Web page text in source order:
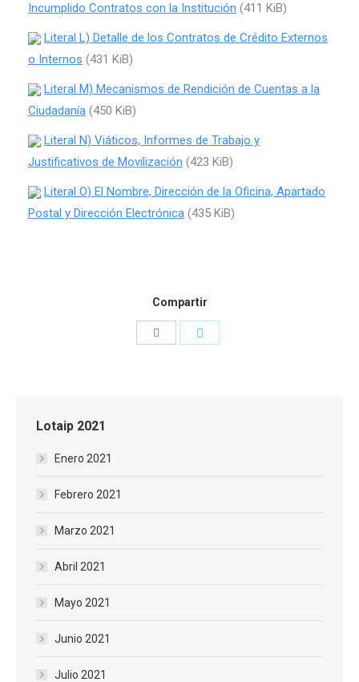
Incumplido Contratos con la Institución (411 KiB)
Literal L) Detalle de los Contratos de Crédito Externos
o Internos (431 KiB)
Literal M) Mecanismos de Rendición de Cuentas a la
Ciudadanía (450 KiB)
Literal N) Viáticos, Informes de Trabajo y
Justificativos de Movilización (423 KiB)
Literal O) El Nombre, Dirección de la Oficina, Apartado
Postal y Dirección Electrónica (435 KiB)
Compartir
CompartirCompartir
Lotaip 2021
Enero 2021
Febrero 2021
Marzo 2021
Abril 2021
Mayo 2021
Junio 2021
Julio 2021